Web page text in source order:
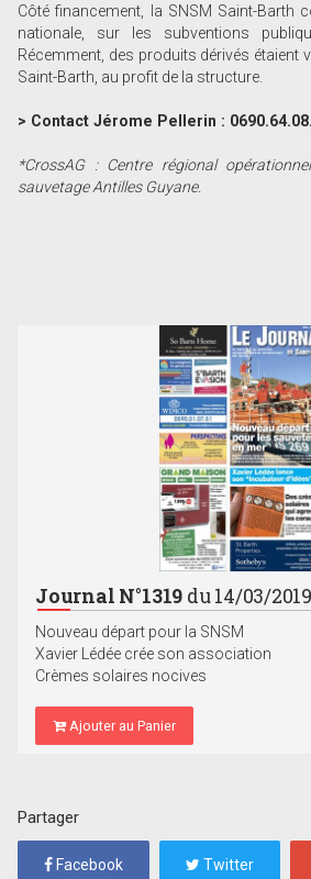
Côté financement, la SNSM Saint-Barth
nationale, sur les subventions
Récemment, des produits dérivés étaient
Saint-Barth, au profit de la structure.
> Contact Jérome Pellerin :
*CrossAG : Centre régional
sauvetage Antilles Guyane.
Journal N°1319 du 14/03/2019
Nouveau départ pour la SNSM
Xavier Lédée crée son association
Crèmes solaires nocives
Ajouter au Panier
Partager
Facebook Twitter